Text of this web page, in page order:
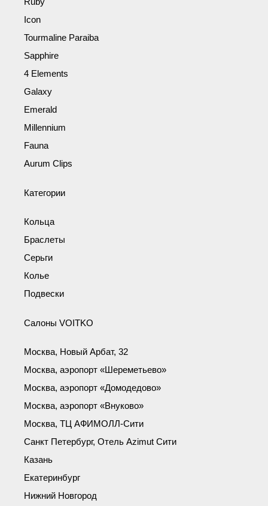
Icon
Tourmaline Paraiba
Sapphire
4 Elements
Galaxy
Emerald
Millennium
Fauna
Aurum Clips
Категории
Кольца
Браслеты
Серьги
Колье
Подвески
Салоны VOITKO
Москва, Новый Арбат, 32
Москва, аэропорт «Шереметьево»
Москва, аэропорт «Домодедово»
Москва, аэропорт «Внуково»
Москва, ТЦ АФИМОЛЛ-Сити
Санкт Петербург, Отель Azimut Сити
Казань
Екатеринбург
Нижний Новгород